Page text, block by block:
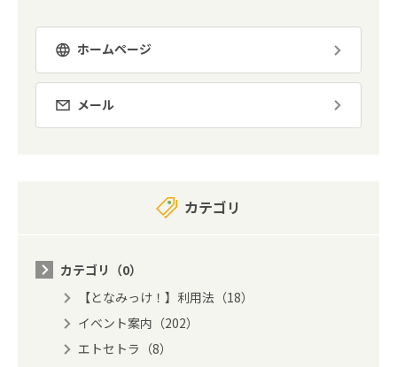
ホームページ
メール
カテゴリ
カテゴリ（0）
【となみっけ！】利用法（18）
イベント案内（202）
エトセトラ（8）